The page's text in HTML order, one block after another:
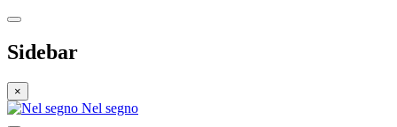
Sidebar
×
Nel segno